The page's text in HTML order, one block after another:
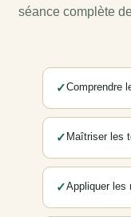
séance complète
✓Comprendre
✓ Maîtriser les
✓Appliquer les